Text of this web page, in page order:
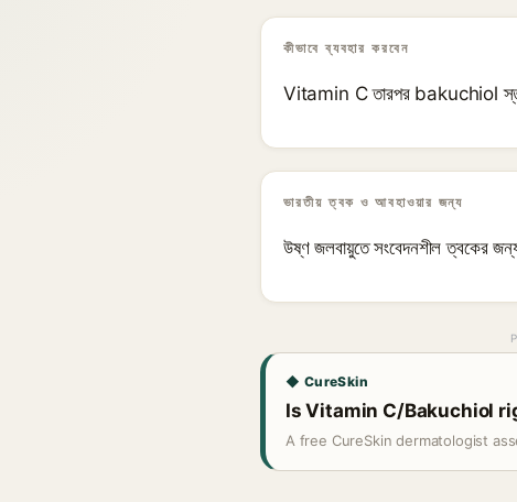
কীভাবে ব্যবহার করবেন
Vitamin C তারপর bakuchiol
ভারতীয় ত্বক ও আবহাওয়ার জন্য
উষ্ণ জলবায়ুতে সংবেদনশীল ত্বকের
◆ CureSkin
Is Vitamin C/Bakuchiol
A free CureSkin dermatologist